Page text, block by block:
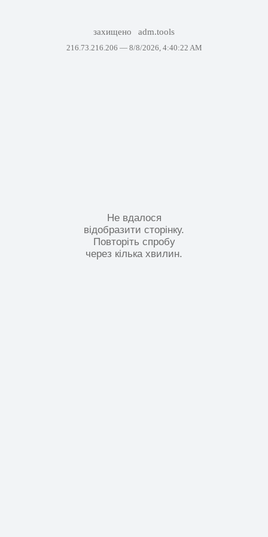
захищено adm.tools
216.73.216.206 — 8/8/2026, 4:40:22 AM
Не вдалося
відобразити сторінку.
Повторіть спробу
через кілька хвилин.